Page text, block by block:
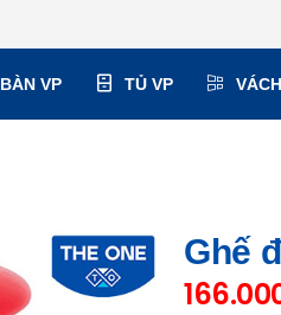
BÀN VP TỦ VP
Ghế